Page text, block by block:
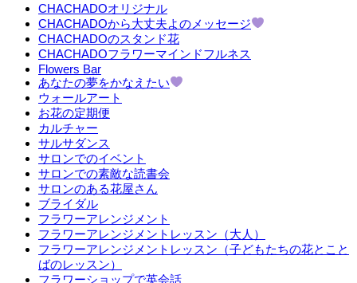
CHACHADOオリジナル
CHACHADOから大丈夫よのメッセージ
CHACHADOのスタンド花
CHACHADOフラワーマインドフルネス
Flowers Bar
あなたの夢をかなえたい
ウォールアート
お花の定期便
カルチャー
サルサダンス
サロンでのイベント
サロンでの素敵な読書会
サロンのある花屋さん
ブライダル
フラワーアレンジメント
フラワーアレンジメントレッスン（大人）
フラワーアレンジメントレッスン（子どもたちの花とこと
ばのレッスン）
フラワーショップで英会話